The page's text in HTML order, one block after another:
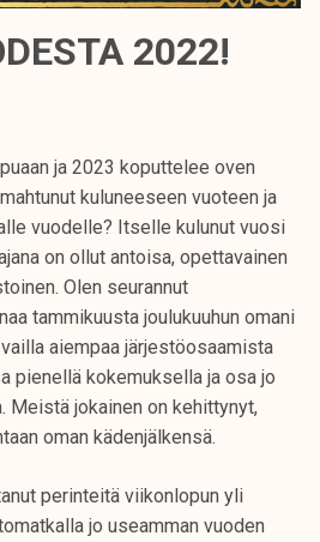
2022!
ja 2023 koputtelee oven
kuluneeseen vuoteen ja
vuodelle? Itselle kulunut vuosi
on ollut antoisa, opettavainen
Olen seurannut
tammikuusta joulukuuhun omani
aiempaa järjestöosaamista
pienellä kokemuksella ja osa jo
Meistä jokainen on kehittynyt,
oman kädenjälkensä.
perinteitä viikonlopun yli
jo useamman vuoden